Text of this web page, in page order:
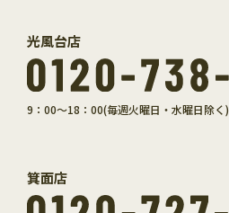
光風台店
9：00～18：00(毎週火曜日・水曜日除く)
箕面店